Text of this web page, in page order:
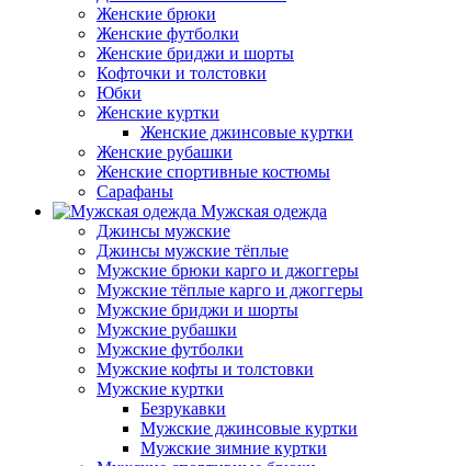
Женские брюки
Женские футболки
Женские бриджи и шорты
Кофточки и толстовки
Юбки
Женские куртки
Женские джинсовые куртки
Женские рубашки
Женские спортивные костюмы
Сарафаны
Мужская одежда
Джинсы мужские
Джинсы мужские тёплые
Мужские брюки карго и джоггеры
Мужские тёплые карго и джоггеры
Мужские бриджи и шорты
Мужские рубашки
Мужские футболки
Мужские кофты и толстовки
Мужские куртки
Безрукавки
Мужские джинсовые куртки
Мужские зимние куртки